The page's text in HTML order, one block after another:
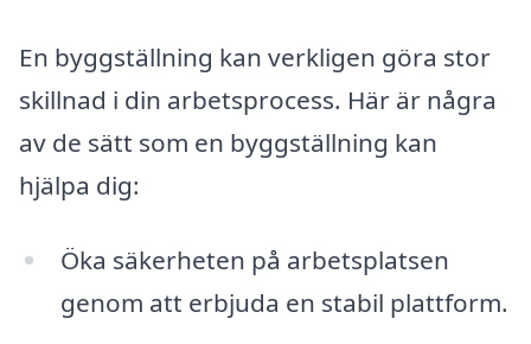
En byggställning kan verkligen göra stor
skillnad i din arbetsprocess. Här är några
av de sätt som en byggställning kan
hjälpa dig:
Öka säkerheten på arbetsplatsen
genom att erbjuda en stabil plattform.